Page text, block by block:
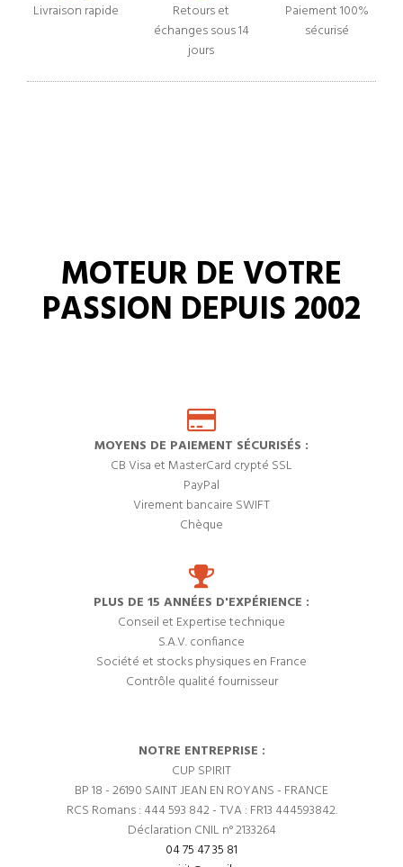
Livraison rapide
Retours et
échanges sous 14
jours
Paiement 100%
sécurisé
MOTEUR DE VOTRE
PASSION DEPUIS 2002
MOYENS DE PAIEMENT SÉCURISÉS :
CB Visa et MasterCard crypté SSL
PayPal
Virement bancaire SWIFT
Chèque
PLUS DE 15 ANNÉES D'EXPÉRIENCE :
Conseil et Expertise technique
S.A.V. confiance
Société et stocks physiques en France
Contrôle qualité fournisseur
NOTRE ENTREPRISE :
CUP SPIRIT
BP 18 - 26190 SAINT JEAN EN ROYANS - FRANCE
RCS Romans : 444 593 842 - TVA : FR13 444593842.
Déclaration CNIL n° 2133264
04 75 47 35 81